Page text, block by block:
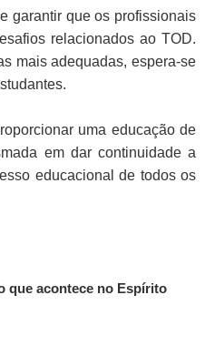
garantir que os profissionais
relacionados ao TOD.
mais adequadas, espera-se
uma educação de
em dar continuidade a
educacional de todos os
que acontece no Espírito